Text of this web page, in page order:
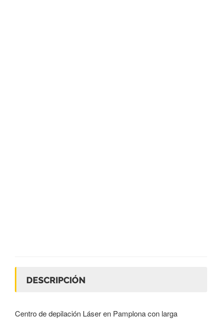
DESCRIPCIÓN
Centro de depilación Láser en Pamplona con larga